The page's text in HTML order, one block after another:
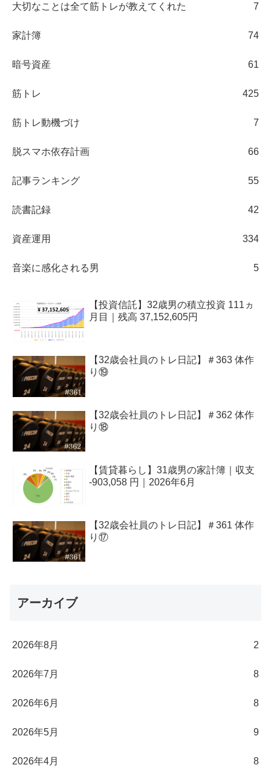
大切なことは全て筋トレが教えてくれた 7
家計簿 74
暗号資産 61
筋トレ 425
筋トレ動機づけ 7
脱スマホ依存計画 66
記事ランキング 55
読書記録 42
資産運用 334
音楽に感化される男 5
【投資信託】32歳男の積立投資 111ヵ
月目｜残高 37,152,605円
【32歳会社員のトレ日記】＃363 体作
り⑲
【32歳会社員のトレ日記】＃362 体作
り⑱
【賃貸暮らし】31歳男の家計簿｜収支
-903,058 円｜2026年6月
【32歳会社員のトレ日記】＃361 体作
り⑰
アーカイブ
2026年8月 2
2026年7月 8
2026年6月 8
2026年5月 9
2026年4月 8